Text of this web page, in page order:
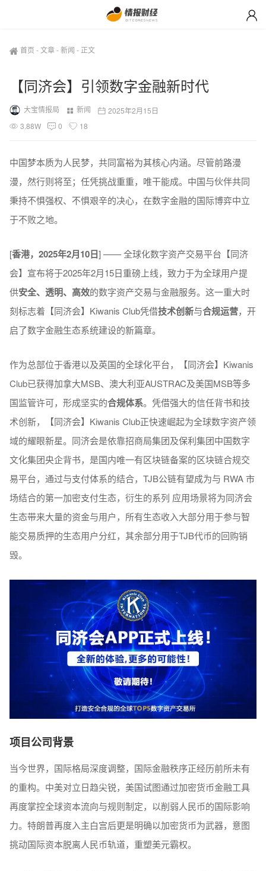
首页 -文章-新闻 - 正文
【同济会】​引领数字金融新时代
大宝情报局 新闻
2025年2月15日
3.88W
0 18
中国梦本质为人民梦，共同富裕为其核心内涵。尽管前路漫
漫，然行则将至；任凭挑战重重，唯干能成。中国与伙伴共同
秉持不惧强权、不惧艰辛的决心，在数字金融的国际博弈中立
于不败之地。
[香港，2025年2月10日] —— 全球化数字资产交易平台【同济
会】宣布将于2025年2月15日重磅上线，致力于为全球用户提
供安全、透明、高效的数字资产交易与金融服务。这一重大时
刻标志着【同济会】Kiwanis Club凭借技术创新与合规运营，开
启了数字金融生态系统建设的新篇章。
作为总部位于香港以及英国的全球化平台，【同济会】Kiwanis
Club已获得加拿大MSB、澳大利亚AUSTRAC及美国MSB等多
国监管许可，形成坚实的合规体系。凭借强大的信任背书和技
术创新，【同济会】Kiwanis Club正快速崛起为全球数字资产领
域的耀眼新星。同济会是依靠招商局集团及保利集团中国数字
文化集团央企背书，是国内唯一有区块链备案的区块链合规交
易平台，通过与⽀付体系的结合，TJB公链有望成为与 RWA 市
场结合的第⼀加密⽀付⽣态，衍⽣的系列 应⽤场景将为同济会
⽣态带来⼤量的资⾦与⽤⼾，所有⽣态收⼊⼤部分⽤于参与智
能交易质押的⽣态⽤⼾分红，其余部分⽤于TJB代币的回购销
毁。
项目公司背景
当今世界，国际格局深度调整，国际金融秩序正经历前所未有
的重构。中美对立日趋尖锐，美国试图通过加密货币金融工具
再度掌控全球资本流向与规则制定，以削弱人民币的国际影响
力。特朗普再度入主白宫后更是明确以加密货币为武器，意图
挑动国际资本脱离人民币轨道，重塑美元霸权。